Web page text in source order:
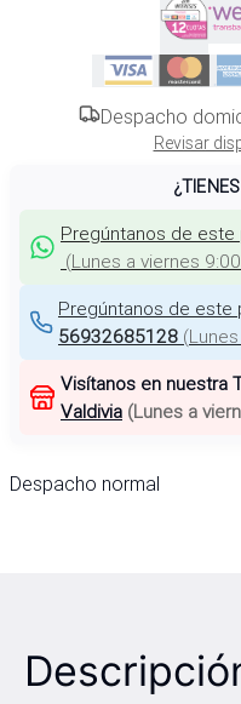
Despacho
Revisar
Pregúntanos de
(Lunes a viernes
Pregúntanos de este
56932685128 (
Visítanos en nuestra
Valdivia (Lunes a
Despacho normal